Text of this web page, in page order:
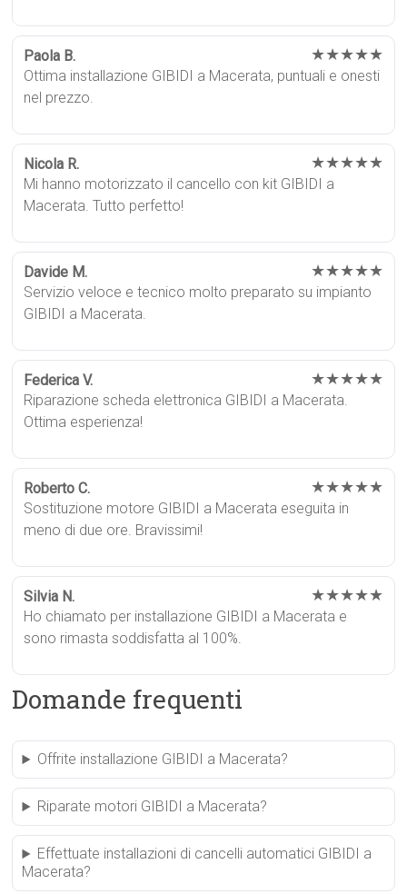
Paola B. ★★★★★
Ottima installazione GIBIDI a Macerata, puntuali e onesti
nel prezzo.
Nicola R. ★★★★★
Mi hanno motorizzato il cancello con kit GIBIDI a
Macerata. Tutto perfetto!
Davide M. ★★★★★
Servizio veloce e tecnico molto preparato su impianto
GIBIDI a Macerata.
Federica V. ★★★★★
Riparazione scheda elettronica GIBIDI a Macerata.
Ottima esperienza!
Roberto C. ★★★★★
Sostituzione motore GIBIDI a Macerata eseguita in
meno di due ore. Bravissimi!
Silvia N. ★★★★★
Ho chiamato per installazione GIBIDI a Macerata e
sono rimasta soddisfatta al 100%.
Domande frequenti
Offrite installazione GIBIDI a Macerata?
Riparate motori GIBIDI a Macerata?
Effettuate installazioni di cancelli automatici GIBIDI a
Macerata?